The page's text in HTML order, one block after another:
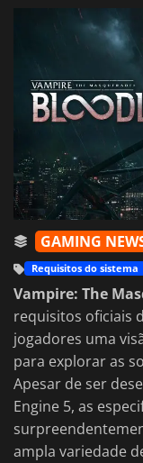
ENTRAR OU REGISTAR
GAMING
Requisitos do sistema
Vampire: The
requisitos oficiais
jogadores uma
para explorar as
Apesar de ser
Engine 5, as
ampla variedade